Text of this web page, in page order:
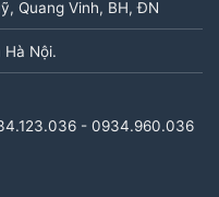
Quang Vinh, BH, ĐN
Hà Nội.
- 0934.960.036